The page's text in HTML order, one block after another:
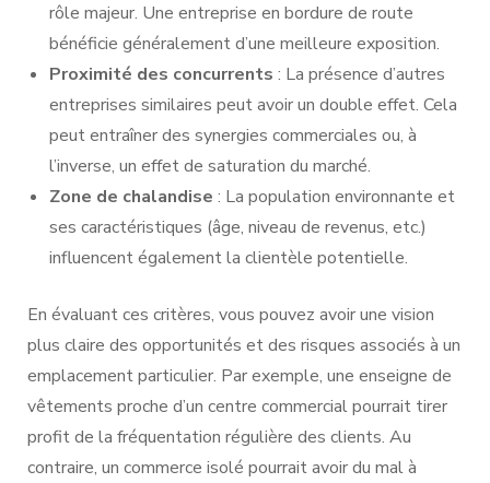
rôle majeur. Une entreprise en bordure de route
bénéficie généralement d’une meilleure exposition.
Proximité des concurrents : La présence d’autres
entreprises similaires peut avoir un double effet. Cela
peut entraîner des synergies commerciales ou, à
l’inverse, un effet de saturation du marché.
Zone de chalandise : La population environnante et
ses caractéristiques (âge, niveau de revenus, etc.)
influencent également la clientèle potentielle.
En évaluant ces critères, vous pouvez avoir une vision
plus claire des opportunités et des risques associés à un
emplacement particulier. Par exemple, une enseigne de
vêtements proche d’un centre commercial pourrait tirer
profit de la fréquentation régulière des clients. Au
contraire, un commerce isolé pourrait avoir du mal à